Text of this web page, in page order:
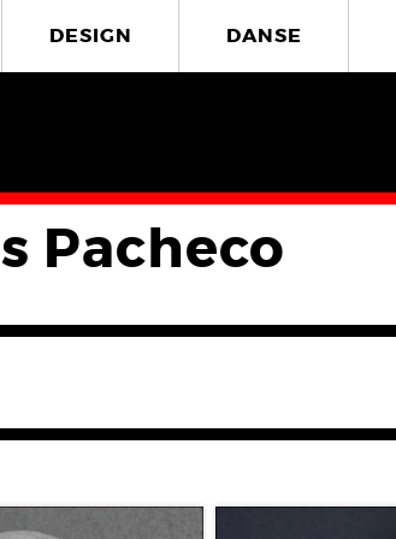
DESIGN DANSE
Pacheco